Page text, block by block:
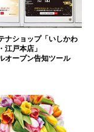
ナショップ「いしかわ
江戸本店」
オープン告知ツール